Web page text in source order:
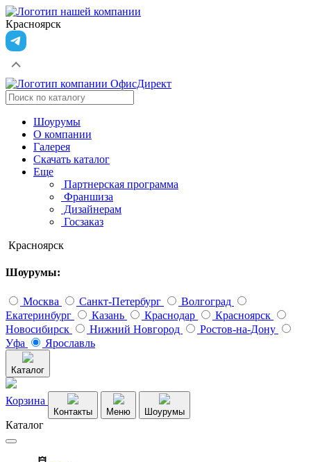
Красноярск
Шоурумы
О компании
Галерея
Скачать каталог
Еще
Партнерская программа
Франшиза
Дизайнерам
Госзаказ
Красноярск
Шоурумы:
Москва Санкт-Петербург
Волгоград
Екатеринбург
Казань Краснодар
Красноярск
Новосибирск
Нижний Новгород
Ростов-на-Дону
Уфа
Ярославль
Каталог
Корзина
Контакты Меню Шоурумы
Каталог